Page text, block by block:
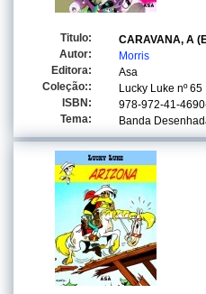
Titulo:
CARAVANA, A
Autor:
Morris
Editora:
Asa
Coleção::
Lucky Luke nº 65
ISBN:
978-972-41-
Tema:
Banda